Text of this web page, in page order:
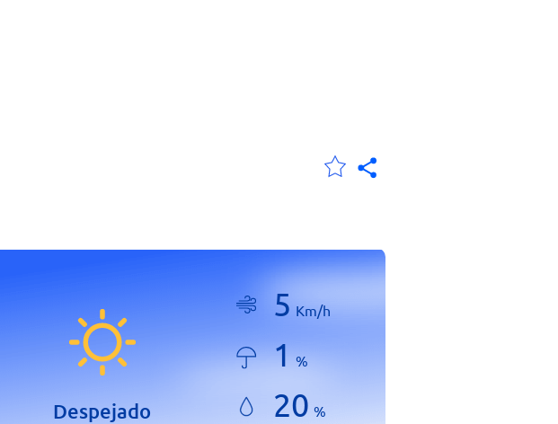
Despejado
5 Km/h
1 %
20 %